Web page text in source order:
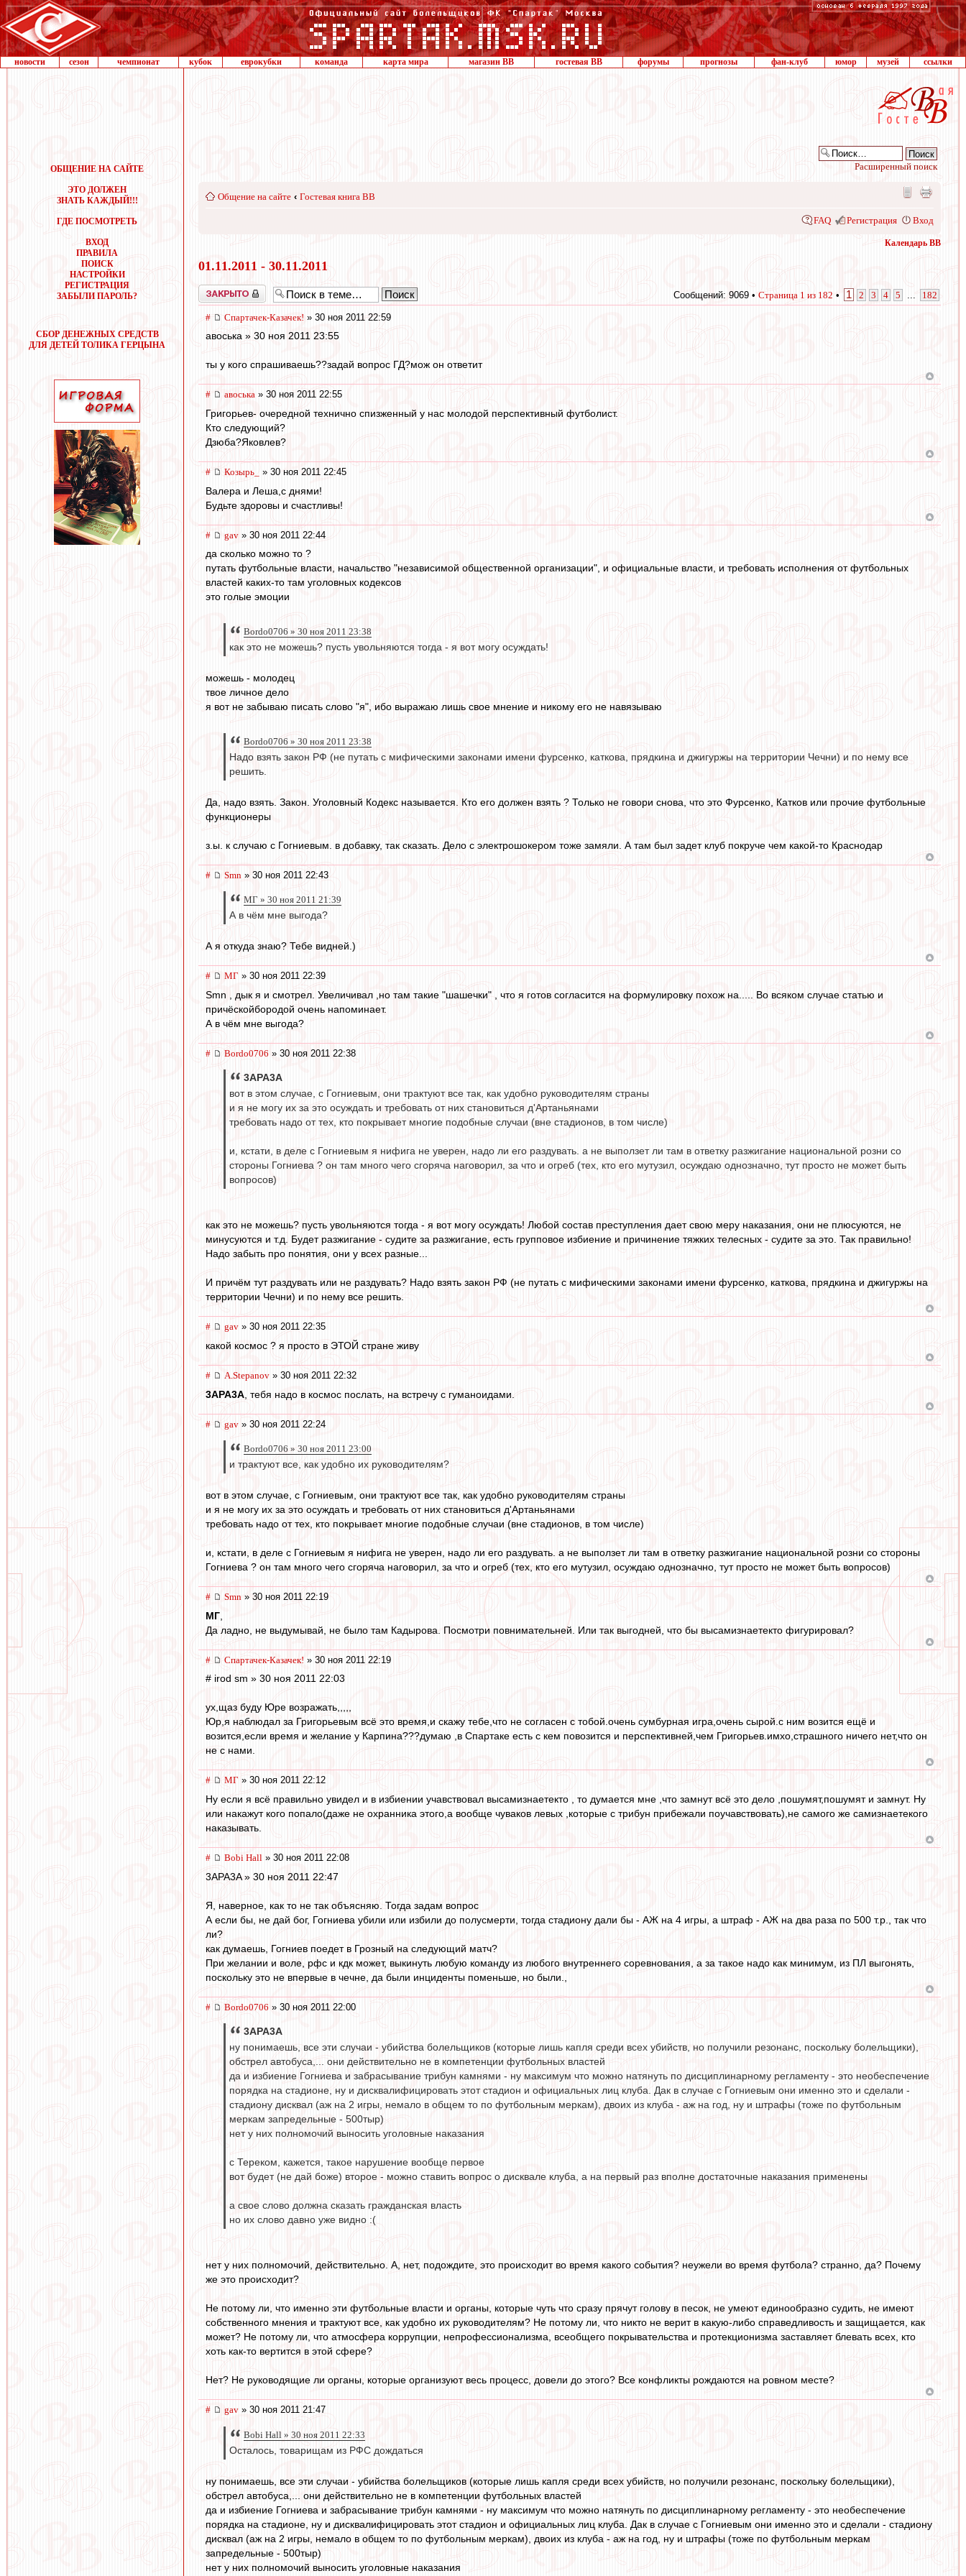
новости сезон чемпионат кубок еврокубки команда карта мира магазин ВВ гостевая ВВ форумы прогнозы фан-клуб юмор музей ссылки
ОБЩЕНИЕ НА САЙТЕ
ЭТО ДОЛЖЕН
ЗНАТЬ КАЖДЫЙ!!!
ГДЕ ПОСМОТРЕТЬ
ВХОД
ПРАВИЛА
ПОИСК
НАСТРОЙКИ
РЕГИСТРАЦИЯ
ЗАБЫЛИ ПАРОЛЬ?
СБОР ДЕНЕЖНЫХ СРЕДСТВ
ДЛЯ ДЕТЕЙ ТОЛИКА ГЕРЦЫНА
Расширенный поиск
Общение на сайте ‹ Гостевая книга ВВ
FAQ Регистрация Вход
Календарь ВВ
01.11.2011 - 30.11.2011
Закрыто Сообщений: 9069 • Страница 1 из 182 • 1 2 3 4 5 182
# Спартачек-Казачек! » 30 ноя 2011 22:59
авоська » 30 ноя 2011 23:55
ты у кого спрашиваешь??задай вопрос ГД?мож он ответит
# авоська » 30 ноя 2011 22:55
Григорьев- очередной технично спизженный у нас молодой перспективный футболист.
Кто следующий?
Дзюба?Яковлев?
# Козырь_ » 30 ноя 2011 22:45
Валера и Леша,с днями!
Будьте здоровы и счастливы!
# gav » 30 ноя 2011 22:44
да сколько можно то ?
путать футбольные власти, начальство "независимой общественной организации", и официальные власти, и требовать исполнения от футбольных
властей каких-то там уголовных кодексов
это голые эмоции
Bordo0706 » 30 ноя 2011 23:38
как это не можешь? пусть увольняются тогда - я вот могу осуждать!
можешь - молодец
твое личное дело
я вот не забываю писать слово "я", ибо выражаю лишь свое мнение и никому его не навязываю
Bordo0706 » 30 ноя 2011 23:38
Надо взять закон РФ (не путать с мифическими законами имени фурсенко, каткова, прядкина и джигуржы на территории Чечни) и по нему все
решить.
Да, надо взять. Закон. Уголовный Кодекс называется. Кто его должен взять ? Только не говори снова, что это Фурсенко, Катков или прочие футбольные
функционеры
з.ы. к случаю с Гогниевым. в добавку, так сказать. Дело с электрошокером тоже замяли. А там был задет клуб покруче чем какой-то Краснодар
# Smn » 30 ноя 2011 22:43
МГ » 30 ноя 2011 21:39
А в чём мне выгода?
А я откуда знаю? Тебе видней.)
# МГ » 30 ноя 2011 22:39
Smn , дык я и смотрел. Увеличивал ,но там такие "шашечки" , что я готов согласится на формулировку похож на..... Во всяком случае статью и
причёскойбородой очень напоминает.
А в чём мне выгода?
# Bordo0706 » 30 ноя 2011 22:38
3APA3A
вот в этом случае, с Гогниевым, они трактуют все так, как удобно руководителям страны
и я не могу их за это осуждать и требовать от них становиться д'Артаньянами
требовать надо от тех, кто покрывает многие подобные случаи (вне стадионов, в том числе)
и, кстати, в деле с Гогниевым я нифига не уверен, надо ли его раздувать. а не выползет ли там в ответку разжигание национальной розни со
стороны Гогниева ? он там много чего сгоряча наговорил, за что и огреб (тех, кто его мутузил, осуждаю однозначно, тут просто не может быть
вопросов)
как это не можешь? пусть увольняются тогда - я вот могу осуждать! Любой состав преступления дает свою меру наказания, они не плюсуются, не
минусуются и т.д. Будет разжигание - судите за разжигание, есть групповое избиение и причинение тяжких телесных - судите за это. Так правильно!
Надо забыть про понятия, они у всех разные...
И причём тут раздувать или не раздувать? Надо взять закон РФ (не путать с мифическими законами имени фурсенко, каткова, прядкина и джигуржы на
территории Чечни) и по нему все решить.
# gav » 30 ноя 2011 22:35
какой космос ? я просто в ЭТОЙ стране живу
# A.Stepanov » 30 ноя 2011 22:32
3APA3A , тебя надо в космос послать, на встречу с гуманоидами.
# gav » 30 ноя 2011 22:24
Bordo0706 » 30 ноя 2011 23:00
и трактуют все, как удобно их руководителям?
вот в этом случае, с Гогниевым, они трактуют все так, как удобно руководителям страны
и я не могу их за это осуждать и требовать от них становиться д'Артаньянами
требовать надо от тех, кто покрывает многие подобные случаи (вне стадионов, в том числе)
и, кстати, в деле с Гогниевым я нифига не уверен, надо ли его раздувать. а не выползет ли там в ответку разжигание национальной розни со стороны
Гогниева ? он там много чего сгоряча наговорил, за что и огреб (тех, кто его мутузил, осуждаю однозначно, тут просто не может быть вопросов)
# Smn » 30 ноя 2011 22:19
МГ
Да ладно, не выдумывай, не было там Кадырова. Посмотри повнимательней. Или так выгодней, что бы высамизнаетекто фигурировал?
# Спартачек-Казачек! » 30 ноя 2011 22:19
# irod sm » 30 ноя 2011 22:03
ух,щаз буду Юре возражать,,,,,
Юр,я наблюдал за Григорьевым всё это время,и скажу тебе,что не согласен с тобой.очень сумбурная игра,очень сырой.с ним возится ещё и
возится,если время и желание у Карпина???думаю ,в Спартаке есть с кем повозится и перспективней,чем Григорьев.имхо,страшного ничего нет,что он
не с нами.
# МГ » 30 ноя 2011 22:12
Ну если я всё правильно увидел и в избиении учавствовал высамизнаетекто , то думается мне ,что замнут всё это дело ,пошумят,пошумят и замнут. Ну
или накажут кого попало(даже не охранника этого,а вообще чуваков левых ,которые с трибун прибежали поучавствовать),не самого же самизнаетекого
наказывать.
# Bobi Hall » 30 ноя 2011 22:08
3APA3A » 30 ноя 2011 22:47
Я, наверное, как то не так объясняю. Тогда задам вопрос
А если бы, не дай бог, Гогниева убили или избили до полусмерти, тогда стадиону дали бы - АЖ на 4 игры, а штраф - АЖ на два раза по 500 т.р., так что
ли?
как думаешь, Гогниев поедет в Грозный на следующий матч?
При желании и воле, рфс и кдк может, выкинуть любую команду из любого внутреннего соревнования, а за такое надо как минимум, из ПЛ выгонять,
поскольку это не впервые в чечне, да были инциденты поменьше, но были.,
# Bordo0706 » 30 ноя 2011 22:00
3APA3A
ну понимаешь, все эти случаи - убийства болельщиков (которые лишь капля среди всех убийств, но получили резонанс, поскольку болельщики),
обстрел автобуса,... они действительно не в компетенции футбольных властей
да и избиение Гогниева и забрасывание трибун камнями - ну максимум что можно натянуть по дисциплинарному регламенту - это необеспечение
порядка на стадионе, ну и дисквалифицировать этот стадион и официальных лиц клуба. Дак в случае с Гогниевым они именно это и сделали -
стадиону дисквал (аж на 2 игры, немало в общем то по футбольным меркам), двоих из клуба - аж на год, ну и штрафы (тоже по футбольным
меркам запредельные - 500тыр)
нет у них полномочий выносить уголовные наказания
с Тереком, кажется, такое нарушение вообще первое
вот будет (не дай боже) второе - можно ставить вопрос о дисквале клуба, а на первый раз вполне достаточные наказания применены
а свое слово должна сказать гражданская власть
но их слово давно уже видно :(
нет у них полномочий, действительно. А, нет, подождите, это происходит во время какого события? неужели во время футбола? странно, да? Почему
же это происходит?
Не потому ли, что именно эти футбольные власти и органы, которые чуть что сразу прячут голову в песок, не умеют единообразно судить, не имеют
собственного мнения и трактуют все, как удобно их руководителям? Не потому ли, что никто не верит в какую-либо справедливость и защищается, как
может? Не потому ли, что атмосфера коррупции, непрофессионализма, всеобщего покрывательства и протекционизма заставляет блевать всех, кто
хоть как-то вертится в этой сфере?
Нет? Не руководящие ли органы, которые организуют весь процесс, довели до этого? Все конфликты рождаются на ровном месте?
# gav » 30 ноя 2011 21:47
Bobi Hall » 30 ноя 2011 22:33
Осталось, товарищам из РФС дождаться
ну понимаешь, все эти случаи - убийства болельщиков (которые лишь капля среди всех убийств, но получили резонанс, поскольку болельщики),
обстрел автобуса,... они действительно не в компетенции футбольных властей
да и избиение Гогниева и забрасывание трибун камнями - ну максимум что можно натянуть по дисциплинарному регламенту - это необеспечение
порядка на стадионе, ну и дисквалифицировать этот стадион и официальных лиц клуба. Дак в случае с Гогниевым они именно это и сделали - стадиону
дисквал (аж на 2 игры, немало в общем то по футбольным меркам), двоих из клуба - аж на год, ну и штрафы (тоже по футбольным меркам
запредельные - 500тыр)
нет у них полномочий выносить уголовные наказания